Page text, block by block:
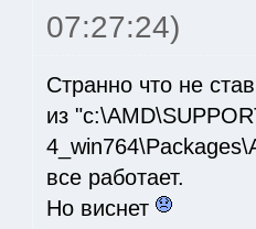
07:27:24)
Странно что не
из
все работает.
Но виснет